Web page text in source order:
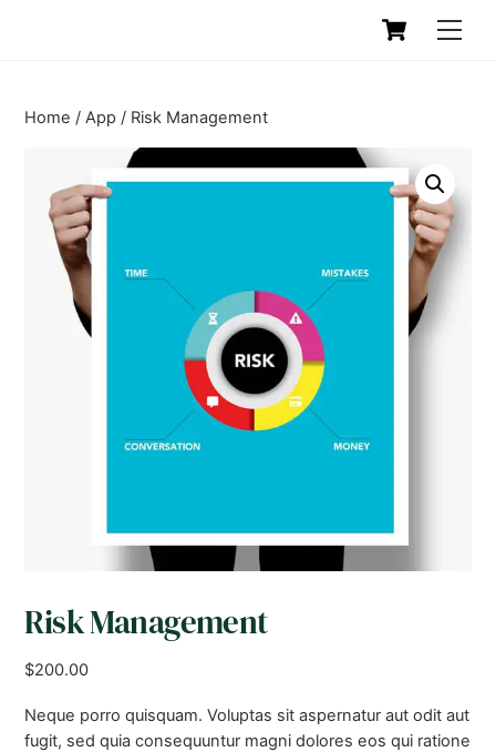
Cart
Home /App / Risk Management
Risk Management
$200.00
Neque porro quisquam. Voluptas sit aspernatur aut odit aut
fugit, sed quia consequuntur magni dolores eos qui ratione